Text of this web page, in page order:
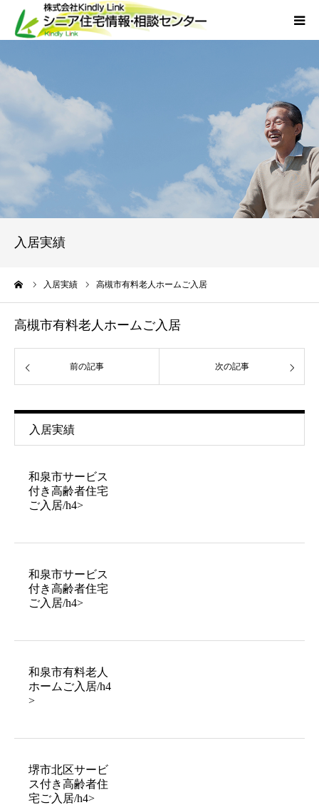
入居実績
入居実績 高槻市有料老人ホームご入居
高槻市有料老人ホームご入居
前の記事 次の記事
入居実績
和泉市サービス
付き高齢者住宅
ご入居/h4>
和泉市サービス
付き高齢者住宅
ご入居/h4>
和泉市有料老人
ホームご入居/h4
>
堺市北区サービ
ス付き高齢者住
宅ご入居/h4>
当社について
外国人人材採用
お問い合わせ